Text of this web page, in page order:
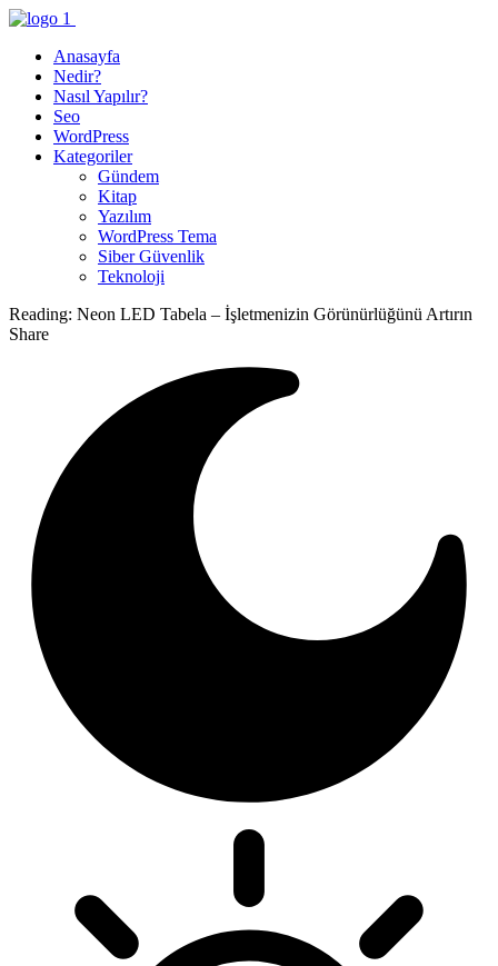
Anasayfa
Nedir?
Nasıl Yapılır?
Seo
WordPress
Kategoriler
Gündem
Kitap
Yazılım
WordPress Tema
Siber Güvenlik
Teknoloji
Reading: Neon LED Tabela – İşletmenizin Görünürlüğünü Artırın
Share